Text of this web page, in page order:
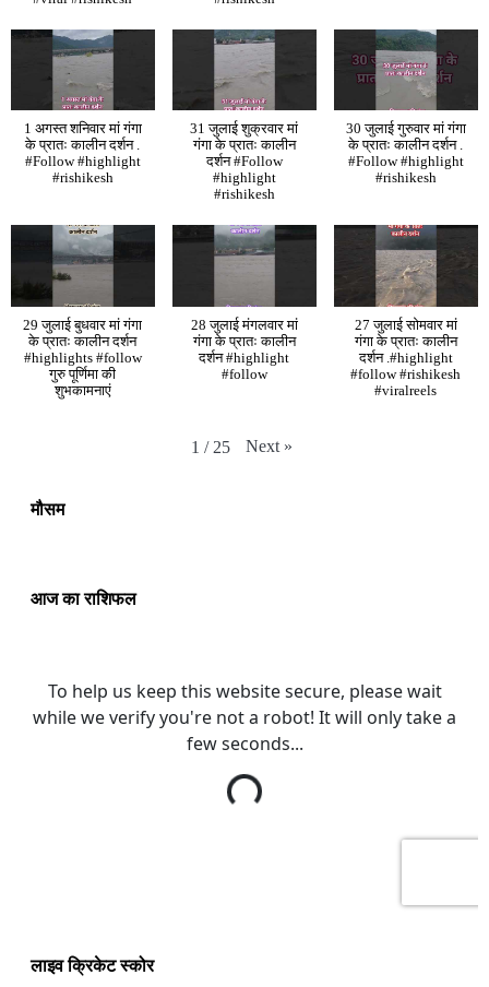
1 अगस्त शनिवार मां गंगा
के प्रातः कालीन दर्शन .
#Follow #highlight
#rishikesh
31 जुलाई शुक्रवार मां
गंगा के प्रातः कालीन
दर्शन #Follow
#highlight
#rishikesh
30 जुलाई गुरुवार मां गंगा
के प्रातः कालीन दर्शन .
#Follow #highlight
#rishikesh
29 जुलाई बुधवार मां गंगा
के प्रातः कालीन दर्शन
#highlights #follow
गुरु पूर्णिमा की
शुभकामनाएं
28 जुलाई मंगलवार मां
गंगा के प्रातः कालीन
दर्शन #highlight
#follow
27 जुलाई सोमवार मां
गंगा के प्रातः कालीन
दर्शन .#highlight
#follow #rishikesh
#viralreels
1 / 25 Next »
मौसम
आज का राशिफल
लाइव क्रिकेट स्कोर